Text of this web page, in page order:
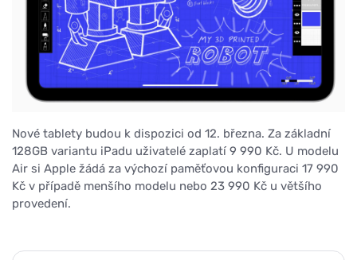
Nové tablety budou k dispozici od 12. března. Za základní
128GB variantu iPadu uživatelé zaplatí 9 990 Kč. U modelu
Air si Apple žádá za výchozí paměťovou konfiguraci 17 990
Kč v případě menšího modelu nebo 23 990 Kč u většího
provedení.